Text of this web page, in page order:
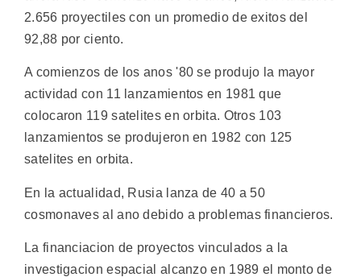
2.656 proyectiles con un promedio de exitos del
92,88 por ciento.
A comienzos de los anos '80 se produjo la mayor
actividad con 11 lanzamientos en 1981 que
colocaron 119 satelites en orbita. Otros 103
lanzamientos se produjeron en 1982 con 125
satelites en orbita.
En la actualidad, Rusia lanza de 40 a 50
cosmonaves al ano debido a problemas financieros.
La financiacion de proyectos vinculados a la
investigacion espacial alcanzo en 1989 el monto de